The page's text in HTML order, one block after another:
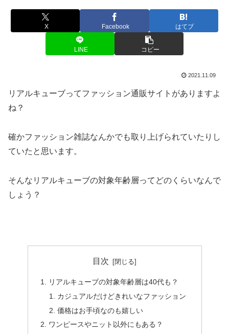
X Facebook はてブ
LINE コピー
2021.11.09
リアルキューブってファッション通販サイトがありますよ
ね？
確かファッション雑誌なんかでも取り上げられていたりし
ていたと思います。
そんなリアルキューブの対象年齢層ってどのくらいなんで
しょう？
目次
リアルキューブの対象年齢層は40代も？
カジュアルだけどきれいなファッション
価格はお手頃なのも嬉しい
ワンピースやニット以外にもある？